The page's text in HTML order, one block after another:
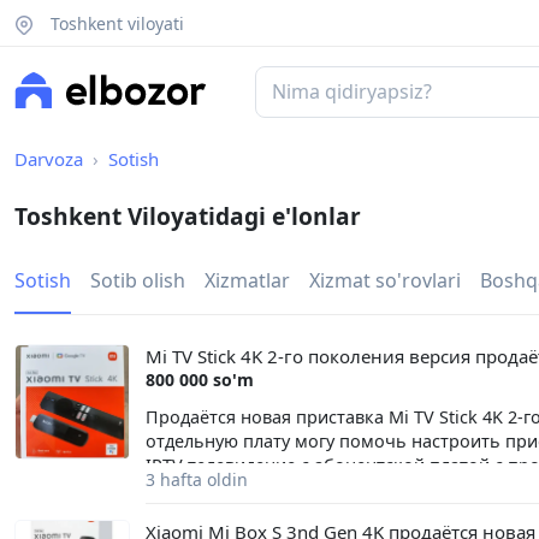
Toshkent viloyati
Darvoza Sotish
Toshkent Viloyatidagi e'lonlar
Sotish Sotib olish Xizmatlar Xizmat so'rovlari
Mi TV Stick 4K 2-го поколения версия
800 000 so'm
Продаётся новая приставка Mi TV Stick 4K
отдельную плату могу помочь настроить
IPTV телевидение с абонентской платой с
российских телеканалов: Первый канал,
3 hafta oldin
Xiaomi Mi Box S 3nd Gen 4K продаётся